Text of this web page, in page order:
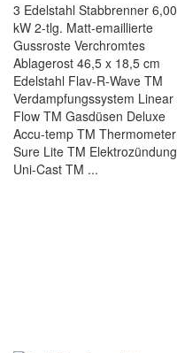
3 Edelstahl Stabbrenner 6,00
kW 2-tlg. Matt-emaillierte
Gussroste Verchromtes
Ablagerost 46,5 x 18,5 cm
Edelstahl Flav-R-Wave TM
Verdampfungssystem Linear
Flow TM Gasdüsen Deluxe
Accu-temp TM Thermometer
Sure Lite TM Elektrozündung
Uni-Cast TM ...